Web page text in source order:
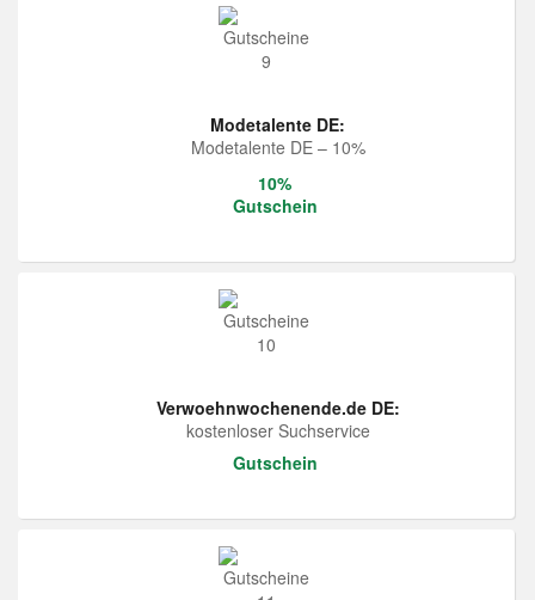
Modetalente DE:
Modetalente DE – 10%
10%
Gutschein
Verwoehnwochenende.de DE:
kostenloser Suchservice
Gutschein